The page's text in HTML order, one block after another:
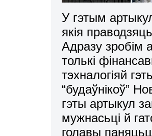
У гэтым
якія
Адразу зробім
толькі
тэхналогіяй
“будаўнікоў”
гэты артыкул
мужнасьці й
голавы